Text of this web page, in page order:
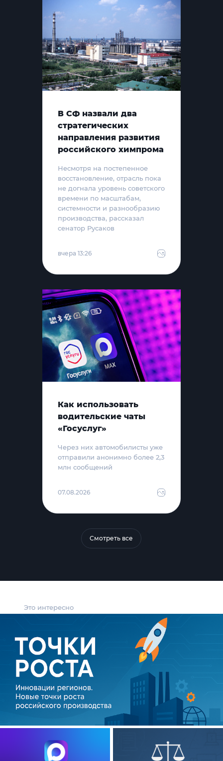
Это интересно
В СФ назвали два
стратегических
направления развития
российского химпрома
Несмотря на постепенное
восстановление, отрасль пока
не догнала уровень советского
времени по масштабам,
системности и разнообразию
производства, рассказал
сенатор Русаков
вчера 13:26
Как использовать
водительские чаты
«Госуслуг»
Через них автомобилисты уже
отправили анонимно более 2,3
млн сообщений
07.08.2026
Смотреть все